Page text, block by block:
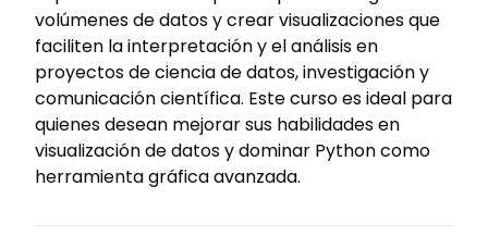
volúmenes de datos y crear visualizaciones que
faciliten la interpretación y el análisis en
proyectos de ciencia de datos, investigación y
comunicación científica. Este curso es ideal para
quienes desean mejorar sus habilidades en
visualización de datos y dominar Python como
herramienta gráfica avanzada.